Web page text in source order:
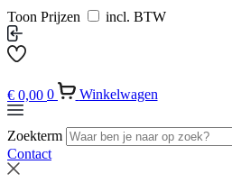
Toon Prijzen incl. BTW
€ 0,00 0 Winkelwagen
Zoekterm
Contact